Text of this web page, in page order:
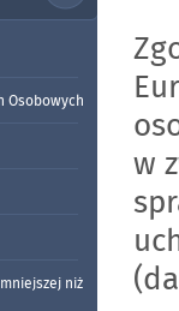
Osobowych
niż
w